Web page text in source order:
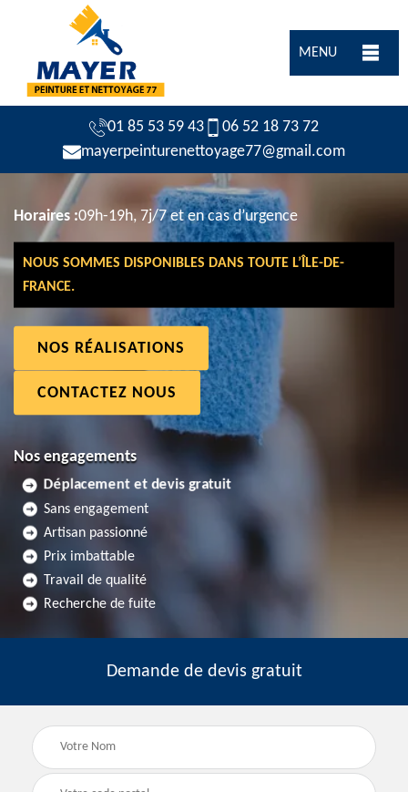
MENU
01 85 53 59 43
06 52 18 73 72
mayerpeinturenettoyage77@gmail.com
Horaires :09h-19h, 7j/7 et en cas d’urgence
NOUS SOMMES DISPONIBLES DANS TOUTE L’ÎLE-DE-
FRANCE.
NOS RÉALISATIONS
CONTACTEZ NOUS
Nos engagements
Déplacement et devis gratuit
Sans engagement
Artisan passionné
Prix imbattable
Travail de qualité
Recherche de fuite
Demande de devis gratuit